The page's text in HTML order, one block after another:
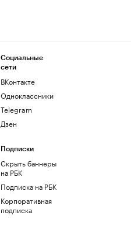
Социальные
сети
ВКонтакте
Одноклассники
Telegram
Дзен
Подписки
Скрыть баннеры
на РБК
Подписка на РБК
Корпоративная
подписка